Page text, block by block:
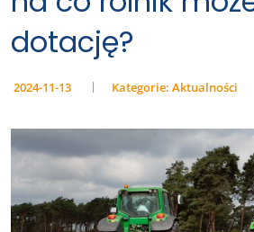
dotację?
2024-11-13 Kategorie: Aktualności